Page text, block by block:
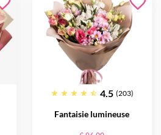
4.5 (203)
Fantaisie lumineuse